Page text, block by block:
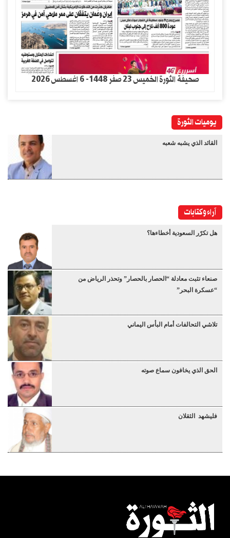
صحيفة الثورة الخميس 23 صفر 1448- 6 اغسطس 2026
يوميات الثورة
القائد الذي يشبه شعبه
آراء وكتابات
هل تكرّر السعودية أخطاءها؟
صنعاء تثبت معادلة “الحصار بالحصار” وتحذر الرياض من
“عسكرة البحر”
تلاشي التحالفات أمام البأس اليماني
الحق الذي يخافون سماع صوته
فليشهد الثقلان